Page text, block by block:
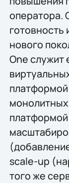
оператора.
нового
One служит
scale-up
того же